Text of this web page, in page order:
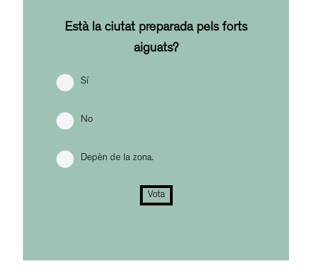
Està la ciutat preparada pels forts
aiguats?
Sí
No
Depèn de la zona.
Vota